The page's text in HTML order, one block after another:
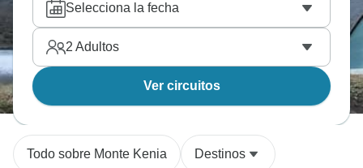
Selecciona la fecha
2 Adultos
Ver circuitos
Todo sobre Monte Kenia Destinos